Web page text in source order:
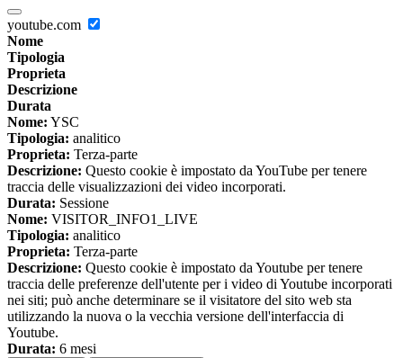
youtube.com
Nome
Tipologia
Proprieta
Descrizione
Durata
Nome: YSC
Tipologia: analitico
Proprieta: Terza-parte
Descrizione: Questo cookie è impostato da YouTube per tenere
traccia delle visualizzazioni dei video incorporati.
Durata: Sessione
Nome: VISITOR_INFO1_LIVE
Tipologia: analitico
Proprieta: Terza-parte
Descrizione: Questo cookie è impostato da Youtube per tenere
traccia delle preferenze dell'utente per i video di Youtube incorporati
nei siti; può anche determinare se il visitatore del sito web sta
utilizzando la nuova o la vecchia versione dell'interfaccia di
Youtube.
Durata: 6 mesi